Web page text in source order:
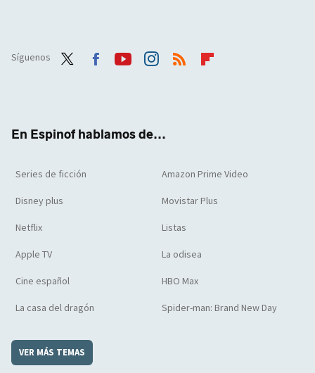
Síguenos
En Espinof hablamos de...
Series de ficción Amazon Prime Video
Disney plus Movistar Plus
Netflix Listas
Apple TV La odisea
Cine español HBO Max
La casa del dragón Spider-man: Brand New Day
VER MÁS TEMAS